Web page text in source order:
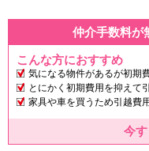
仲介手数料が
こんな方におすすめ
気になる物件があるが初期
とにかく初期費用を抑えて
家具や車を買うため引越費
今